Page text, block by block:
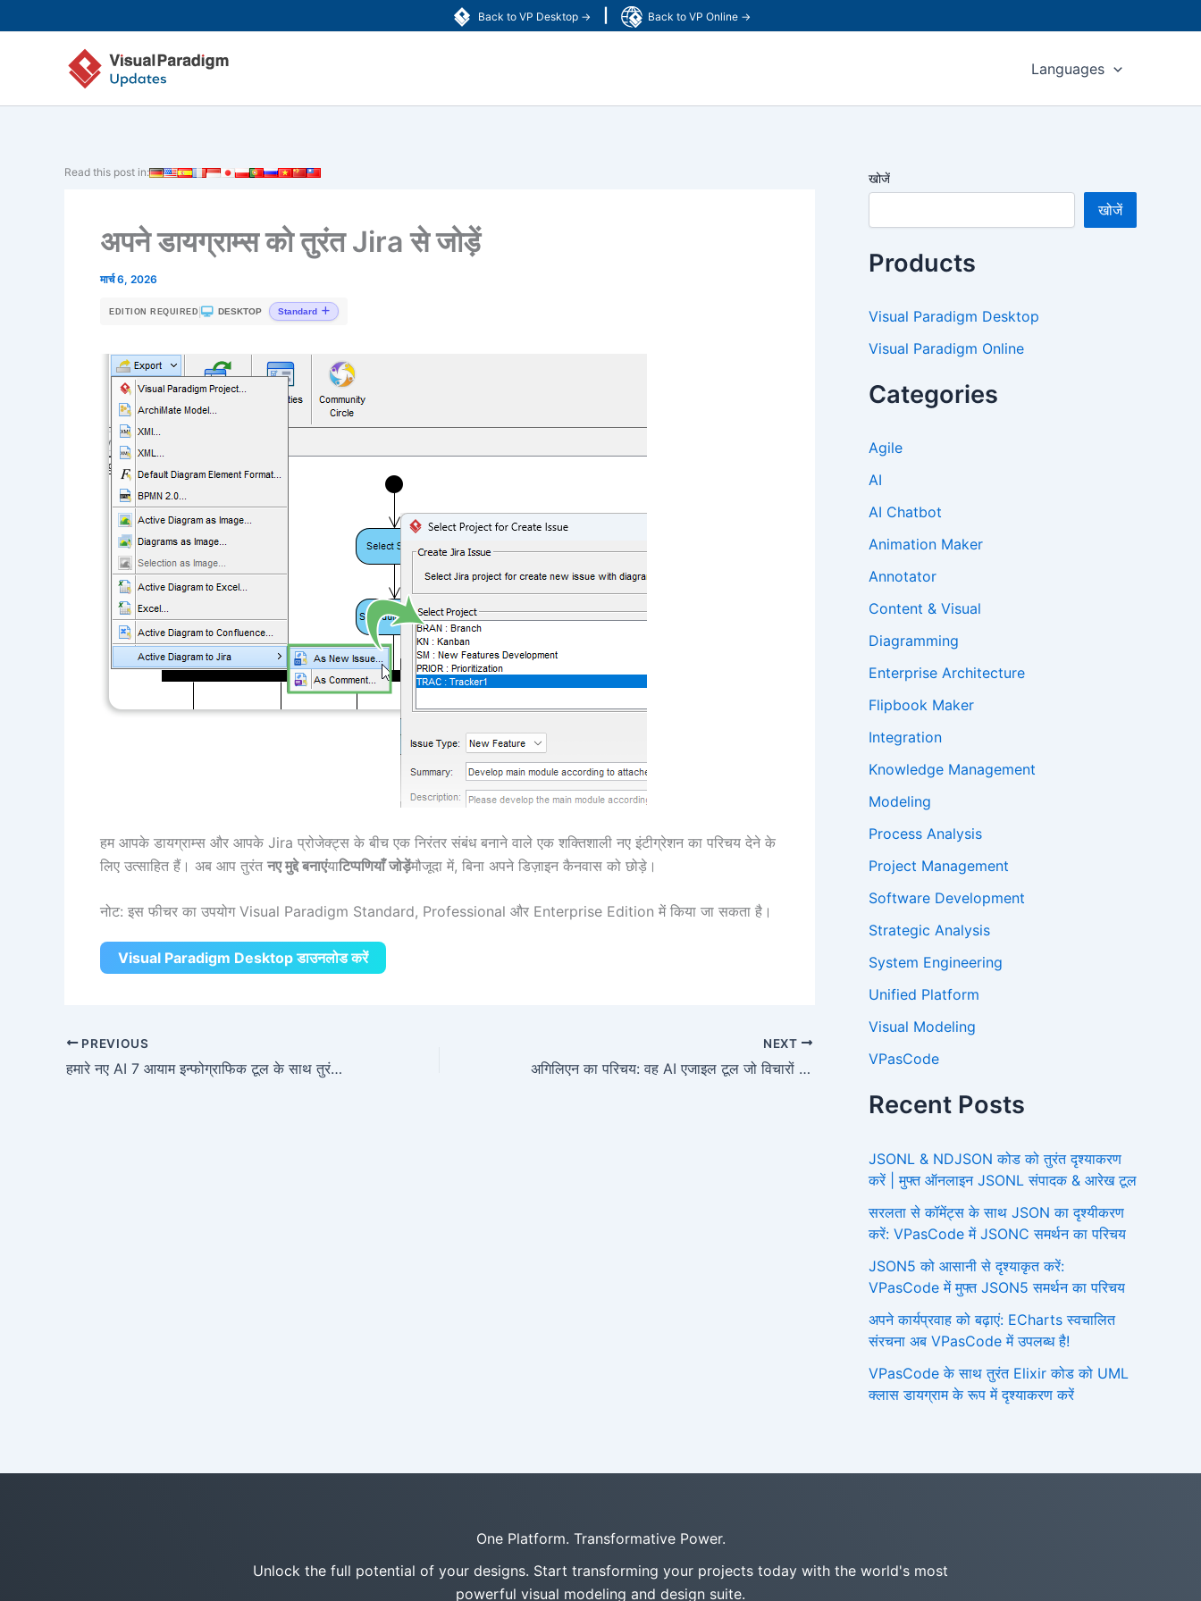
Back to VP Desktop → Back to VP Online →
to
Languages
Read this post in:
अपने डायग्राम्स को तुरंत Jira से जोड़ें
मार्च 6, 2026
EDITION REQUIRED DESKTOP Standard
हम आपके डायग्राम्स और आपके Jira प्रोजेक्ट्स के बीच एक निरंतर संबंध बनाने वाले एक शक्तिशाली नए इंटीग्रेशन का परिचय देने के
लिए उत्साहित हैं। अब आप तुरंत नए मुद्दे बनाएंयाटिप्पणियाँ जोड़ेंमौजूदा में, बिना अपने डिज़ाइन कैनवास को छोड़े।
नोट: इस फीचर का उपयोग Visual Paradigm Standard, Professional और Enterprise Edition में किया जा सकता है।
Visual Paradigm Desktop डाउनलोड करें
PREVIOUS
हमारे नए AI 7 आयाम इन्फोग्राफिक टूल के साथ तुरंत रणनीतिक दृश्य बनाएं
NEXT
अगिलिएन का परिचय: वह AI एजाइल टूल जो विचारों को तुरंत Jira बैकलॉग में बदल देता है
खोजें
खोजें
Products
Visual Paradigm Desktop
Visual Paradigm Online
Categories
Agile
AI
AI Chatbot
Animation Maker
Annotator
Content & Visual
Diagramming
Enterprise Architecture
Flipbook Maker
Integration
Knowledge Management
Modeling
Process Analysis
Project Management
Software Development
Strategic Analysis
System Engineering
Unified Platform
Visual Modeling
VPasCode
Recent Posts
JSONL & NDJSON कोड को तुरंत दृश्याकरण
करें | मुफ्त ऑनलाइन JSONL संपादक & आरेख टूल
सरलता से कॉमेंट्स के साथ JSON का दृश्यीकरण
करें: VPasCode में JSONC समर्थन का परिचय
JSON5 को आसानी से दृश्याकृत करें:
VPasCode में मुफ्त JSON5 समर्थन का परिचय
अपने कार्यप्रवाह को बढ़ाएं: ECharts स्वचालित
संरचना अब VPasCode में उपलब्ध है!
VPasCode के साथ तुरंत Elixir कोड को UML
क्लास डायग्राम के रूप में दृश्याकरण करें
One Platform. Transformative Power.
Unlock the full potential of your designs. Start transforming your projects today with the world's most
powerful visual modeling and design suite.